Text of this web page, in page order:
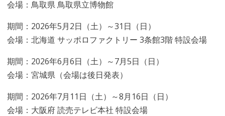
会場：鳥取県 鳥取県立博物館
期間：2026年5月2日（土）～31日（日）
会場：北海道 サッポロファクトリー 3条館3階 特設会場
期間：2026年6月6日（土）～7月5日（日）
会場：宮城県（会場は後日発表）
期間：2026年7月11日（土）～8月16日（日）
会場：大阪府 読売テレビ本社 特設会場